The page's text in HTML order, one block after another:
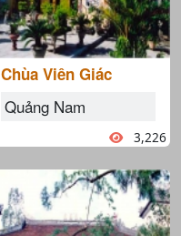
Chùa Viên Giác
Quảng Nam
3,226